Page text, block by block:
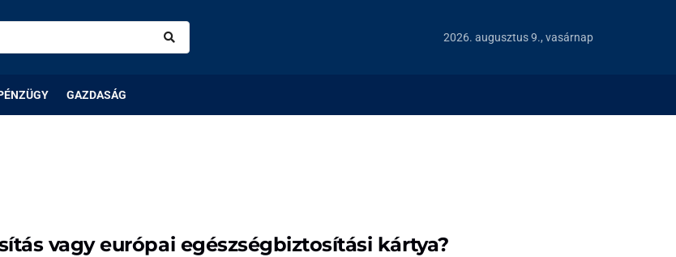
2026. augusztus 9., vasárnap
GAZDASÁG
vagy európai egészségbiztosítási kártya?